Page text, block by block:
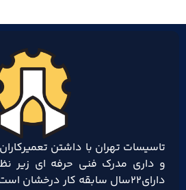
تاسیسات تهران با داشتن
و داری مدرک فنی حرفه ای زیر
دارای۲۲سال سابقه کار درخشان است